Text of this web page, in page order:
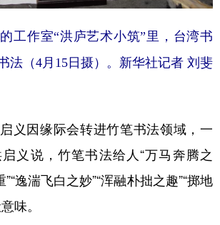
工作室“洪庐艺术小筑”里，台湾书
法（4月15日摄）。新华社记者 刘斐
因缘际会转进竹笔书法领域，一
义说，竹笔书法给人“万马奔腾之
”“逸湍飞白之妙”“浑融朴拙之趣”“掷地
味。